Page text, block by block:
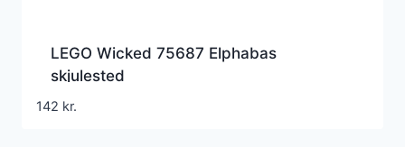
LEGO Wicked 75687 Elphabas
skjulested
142 kr.